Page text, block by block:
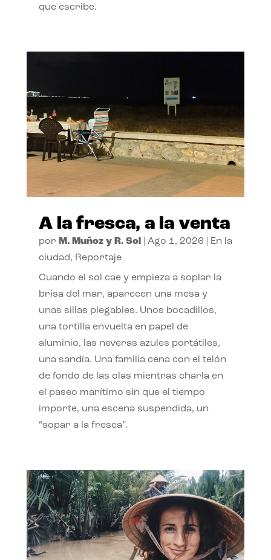
que escribe.
A la fresca, a la venta
por M. Muñoz y R. Sol| Ago 1, 2026
En la
ciudad, Reportaje
Cuando el sol cae y empieza a soplar la
brisa del mar, aparecen una mesa y
unas sillas plegables. Unos bocadillos,
una tortilla envuelta en papel de
aluminio, las neveras azules portátiles,
una sandía. Una familia cena con el telón
de fondo de las olas mientras charla en
el paseo marítimo sin que el tiempo
importe, una escena suspendida, un
“sopar a la fresca”.